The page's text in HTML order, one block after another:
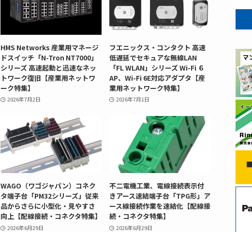
HMS Networks 産業用マネージ
ドスイッチ「N-Tron NT7000」
シリーズ 高速起動と迅速なネッ
トワーク復旧【産業用ネットワ
ーク特集】
2026年7月2日
フエニックス・コンタクト 高速
低遅延でセキュアな無線LAN
「FL WLAN」シリーズ Wi-Fi ６
AP、Wi-Fi 6E対応アダプタ【産
業用ネットワーク特集】
2026年7月1日
WAGO（ワゴジャパン）コネク
タ端子台「PM32シリーズ」従来
品からさらに小型化・見やすさ
向上【配線接続・コネクタ特集】
2026年6月29日
不二電機工業、電線接続表示付
きアース速結端子台「TPG形」ア
ース線接続作業を速結化【配線接
続・コネクタ特集】
2026年6月29日